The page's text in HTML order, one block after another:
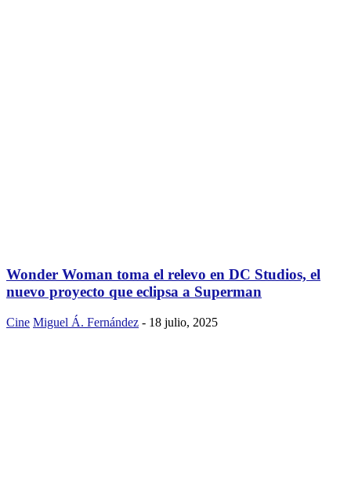
Wonder Woman toma el relevo en DC Studios, el
nuevo proyecto que eclipsa a Superman
Cine Miguel Á. Fernández - 18 julio, 2025